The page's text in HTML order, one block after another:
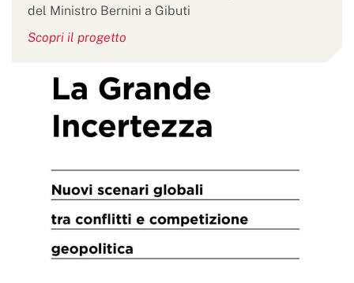
del Ministro Bernini a Gibuti
Scopri il progetto